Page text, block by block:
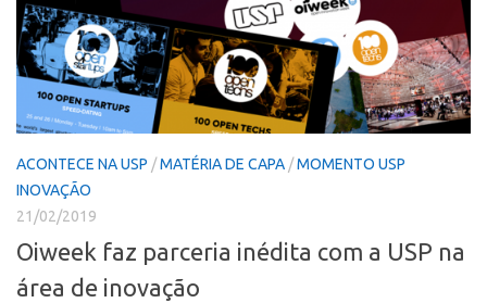
Programas
Bolsa 2025
Startup USP
Conexão USP
Conexão Inter-USP
Leis e Normas
Portal do Inventor
Inteligência Competitiva
Polos
Polo Capital
Polo Lorena
Polo Ribeirão Preto
Polo São Carlos
Programas
ACONTECE NA USP /MATÉRIA DE CAPA /MOMENTO USP
INOVAÇÃO
21/02/2019
Oiweek faz parceria inédita com a USP na
área de inovação